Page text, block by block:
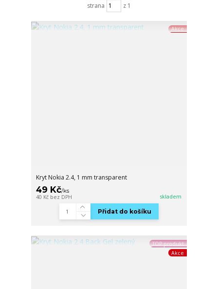
strana
z 1
Akce
Kryt Nokia 2.4, 1 mm transparent
49 Kč/ks
40 Kč bez DPH skladem
Přidat do košíku
TOP produkt
Akce